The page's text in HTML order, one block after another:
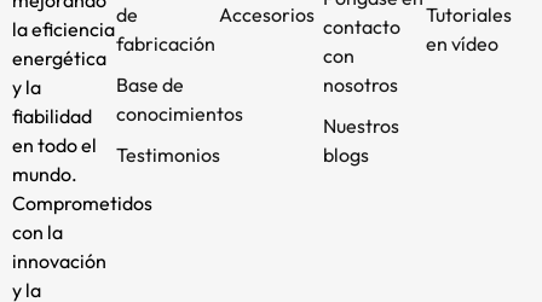
la eficiencia
energética
y la
fiabilidad
en todo el
mundo.
Comprometidos
con la
innovación
y la
de
fabricación
Base de
conocimientos
Testimonios
Accesorios contacto
con
nosotros
Nuestros
blogs
Tutoriales
en vídeo